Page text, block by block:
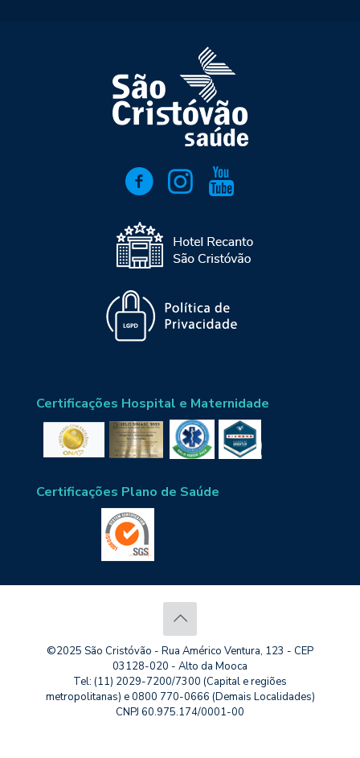
Certificações Hospital e Maternidade
Certificações Plano de Saúde
©2025 São Cristóvão - Rua Américo Ventura, 123 - CEP
03128-020 - Alto da Mooca
Tel: (11) 2029-7200/7300 (Capital e regiões
metropolitanas) e 0800 770-0666 (Demais Localidades)
CNPJ 60.975.174/0001-00